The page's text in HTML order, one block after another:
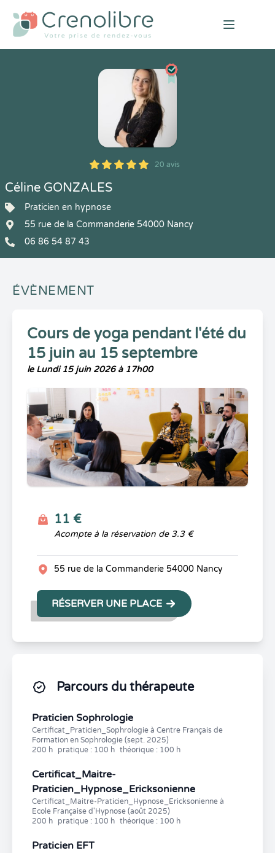
Open
5
1
5
20 20 avis
Céline GONZALES
Praticien en hypnose
55 rue de la Commanderie 54000 Nancy
06 86 54 87 43
ÉVÈNEMENT
Cours de yoga pendant l'été du
15 juin au 15 septembre
le Lundi 15 juin 2026 à 17h00
11 €
Acompte à la réservation de 3.3 €
55 rue de la Commanderie 54000 Nancy
RÉSERVER UNE PLACE
Parcours du thérapeute
Praticien Sophrologie
Certificat_Praticien_Sophrologie à Centre Français de
Formation en Sophrologie (sept. 2025)
200 h
pratique : 100 h théorique : 100 h
Certificat_Maitre-
Praticien_Hypnose_Ericksonienne
Certificat_Maitre-Praticien_Hypnose_Ericksonienne à
Ecole Française d'Hypnose (août 2025)
200 h
pratique : 100 h théorique : 100 h
Praticien EFT